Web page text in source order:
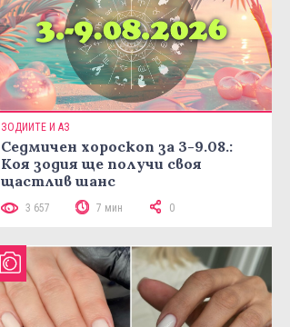
ЗОДИИТЕ И АЗ
Седмичен хороскоп за 3-9.08.:
Коя зодия ще получи своя
щастлив шанс
3 657 7 мин 0